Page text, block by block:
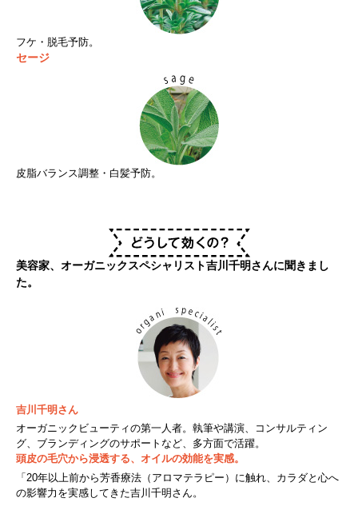
フケ・脱毛予防。
セージ
皮脂バランス調整・白髪予防。
美容家、オーガニックスペシャリスト吉川千明さんに聞きまし
た。
吉川千明さん
オーガニックビューティの第一人者。執筆や講演、コンサルティン
グ、ブランディングのサポートなど、多方面で活躍。
頭皮の毛穴から浸透する、オイルの効能を実感。
「20年以上前から芳香療法（アロマテラピー）に触れ、カラダと心へ
の影響力を実感してきた吉川千明さん。